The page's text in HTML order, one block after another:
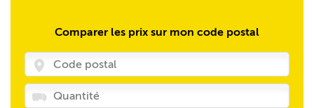
Comparer les prix sur mon code postal